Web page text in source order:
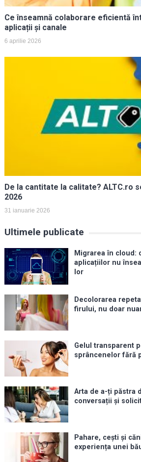
Ce înseamnă colaborare eficientă
aplicații și canale
6 aprilie 2026
De la cantitate la calitate? ALTC.ro
2026
31 ianuarie 2026
Ultimele publicate
Migrarea în cloud:
aplicațiilor nu
lor
Decolorarea
firului, nu doar
Gelul transparent
sprâncenelor fără
Arta de a-ți păstra
conversații și
Pahare, cești și
experiența unei